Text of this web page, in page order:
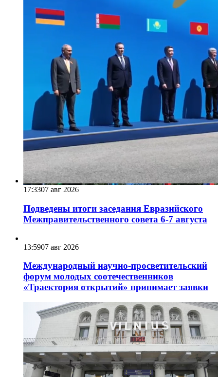
17:3307 авг 2026
Подведены итоги заседания Евразийского
Межправительственного совета 6-7 августа
13:5907 авг 2026
Международный научно-просветительский
форум молодых соотечественников
«Траектория открытий» принимает заявки